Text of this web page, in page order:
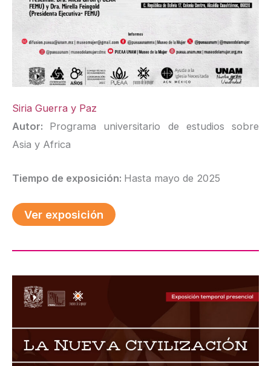
Siria Guerra y Paz
Autor: Programa universitario de estudios sobre
Asia y Africa
Tiempo de exposición: Hasta mayo de 2025
Ver exposición